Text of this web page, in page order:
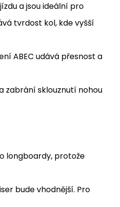
a jsou ideální pro
tvrdost kol, kde vyšší
ABEC udává přesnost a
zabrání sklouznutí nohou
longboardy, protože
bude vhodnější. Pro